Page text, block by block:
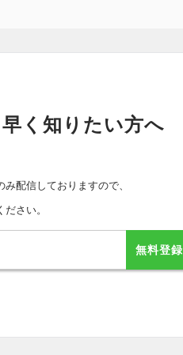
く知りたい方へ
配信しておりますので、
さい。
無料登録